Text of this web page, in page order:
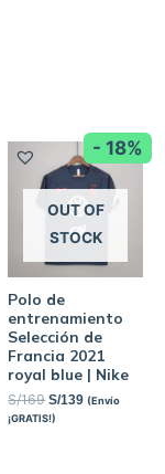
- 18%
OUT OF
STOCK
Polo de
entrenamiento
Selección de
Francia 2021
royal blue | Nike
S/169 S/139 (Envío
¡GRATIS!)